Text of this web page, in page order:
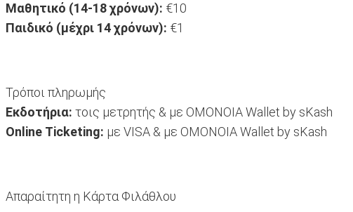
Μαθητικό (14-18 χρόνων): €10
Παιδικό (μέχρι 14 χρόνων): €1
Τρόποι πληρωμής
Εκδοτήρια: τοις μετρητής & με OMONOIA Wallet by sKash
Online Ticketing: με VISA & με OMONOIA Wallet by sKash
Απαραίτητη η Κάρτα Φιλάθλου